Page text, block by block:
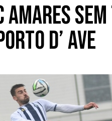
Amares
d’ Ave